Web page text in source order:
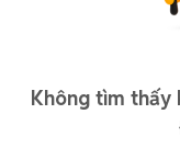
Không tìm thấy